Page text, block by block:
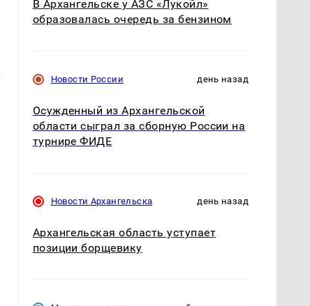
В Архангельске у АЗС «Лукойл»
образовалась очередь за бензином
Новости России день назад
Осужденный из Архангельской
области сыграл за сборную России на
турнире ФИДЕ
Новости Архангельска день назад
Архангельская область уступает
позиции борщевику